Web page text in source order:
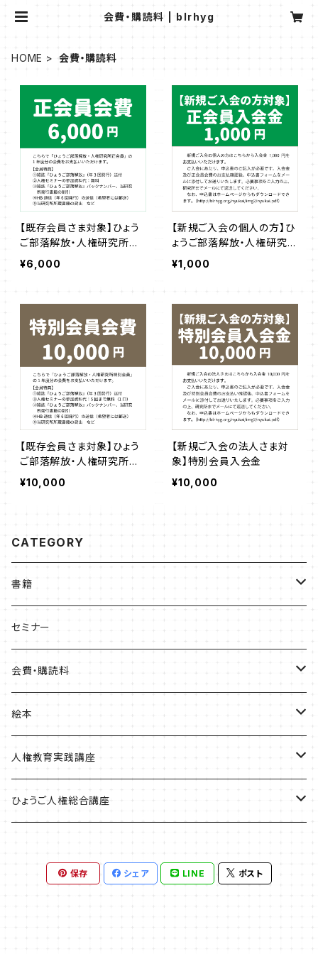
会費・購読料 | blrhyg
HOME 会費・購読料
【既存会員さま対象】ひょう
ご部落解放・人権研究所
正会員会費【1年度分】
¥6,000
【新規ご入会の個人の方】ひ
ょうご部落解放・人権研究
所 正会員入会金
¥1,000
【既存会員さま対象】ひょう
ご部落解放・人権研究所
特別会員会費（1年度分）
¥10,000
【新規ご入会の法人さま対
象】特別会員入会金
¥10,000
CATEGORY
書籍
ひょうご部落解放
人権歴史マップ
淡路・神戸増補版
播磨版
はじめてみよう！これからの部落問題学習
人権政策マップ報告書
セミナー
会費・購読料
正会員会費
特別会員会費
賛助会費
絵本
ともだちのにおい
かめたろう
人権教育実践講座
単体申込
ひょうご人権総合講座
保存 シェア LINE ポスト